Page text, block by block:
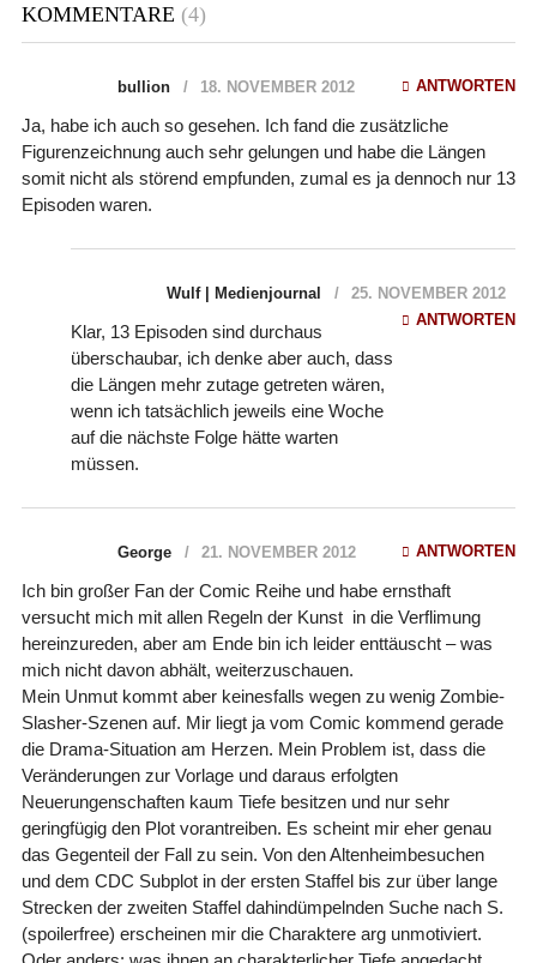
KOMMENTARE (4)
bullion 18. NOVEMBER 2012 ANTWORTEN
Ja, habe ich auch so gesehen. Ich fand die zusätzliche
Figurenzeichnung auch sehr gelungen und habe die Längen
somit nicht als störend empfunden, zumal es ja dennoch nur 13
Episoden waren.
Wulf | Medienjournal
25. NOVEMBER 2012
ANTWORTEN
Klar, 13 Episoden sind durchaus
überschaubar, ich denke aber auch, dass
die Längen mehr zutage getreten wären,
wenn ich tatsächlich jeweils eine Woche
auf die nächste Folge hätte warten
müssen.
George 21. NOVEMBER 2012 ANTWORTEN
Ich bin großer Fan der Comic Reihe und habe ernsthaft
versucht mich mit allen Regeln der Kunst in die Verflimung
hereinzureden, aber am Ende bin ich leider enttäuscht – was
mich nicht davon abhält, weiterzuschauen.
Mein Unmut kommt aber keinesfalls wegen zu wenig Zombie-
Slasher-Szenen auf. Mir liegt ja vom Comic kommend gerade
die Drama-Situation am Herzen. Mein Problem ist, dass die
Veränderungen zur Vorlage und daraus erfolgten
Neuerungenschaften kaum Tiefe besitzen und nur sehr
geringfügig den Plot vorantreiben. Es scheint mir eher genau
das Gegenteil der Fall zu sein. Von den Altenheimbesuchen
und dem CDC Subplot in der ersten Staffel bis zur über lange
Strecken der zweiten Staffel dahindümpelnden Suche nach S.
(spoilerfree) erscheinen mir die Charaktere arg unmotiviert.